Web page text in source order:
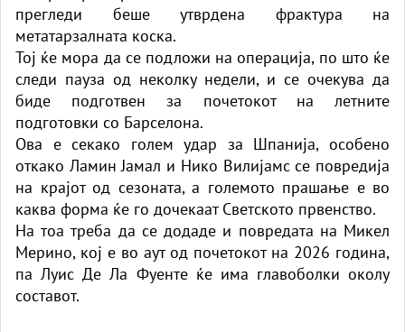
прегледи беше утврдена фрактура на
метатарзалната коска.
Тој ќе мора да се подложи на операција, по што ќе
следи пауза од неколку недели, и се очекува да
биде подготвен за почетокот на летните
подготовки со Барселона.
Ова е секако голем удар за Шпанија, особено
откако Ламин Јамал ​​и Нико Вилијамс се повредија
на крајот од сезоната, а големото прашање е во
каква форма ќе го дочекаат Светското првенство.
На тоа треба да се додаде и повредата на Микел
Мерино, кој е во аут од почетокот на 2026 година,
па Луис Де Ла Фуенте ќе има главоболки околу
составот.